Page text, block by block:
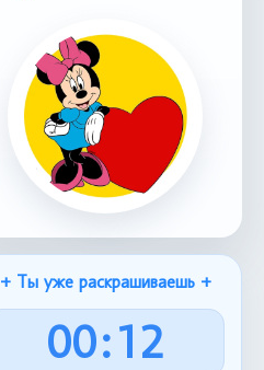
+ Ты уже раскрашиваешь +
00:13